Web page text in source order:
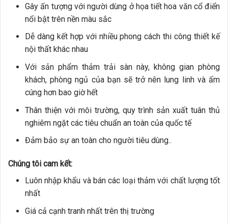
Gây ấn tượng với người dùng ở họa tiết hoa văn cổ điển
nổi bật trên nền màu sắc
Dễ dàng kết hợp với nhiều phong cách thi công thiết kế
nội thất khác nhau
Với sản phẩm thảm trải sàn này, không gian phòng
khách, phòng ngủ của bạn sẽ trở nên lung linh và ấm
cúng hơn bao giờ hết
Thân thiện với môi trường, quy trình sản xuất tuân thủ
nghiêm ngặt các tiêu chuẩn an toàn của quốc tế
Đảm bảo sự an toàn cho người tiêu dùng..
Chúng tôi cam kết:
Luôn nhập khẩu và bán các loại thảm với chất lượng tốt
nhất
Giá cả cạnh tranh nhất trên thị trường